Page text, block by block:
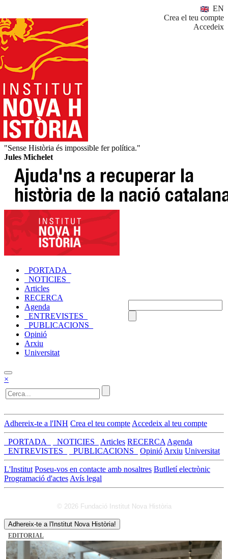
EN
Crea el teu compte
Accedeix
"Sense Història és impossible fer política."
Jules Michelet
_PORTADA_
_NOTICIES_
Articles
RECERCA
Agenda
_ENTREVISTES_
_PUBLICACIONS_
Opinió
Arxiu
Universitat
×
Adhereix-te a l'INH Crea el teu compte Accedeix al teu compte
_PORTADA_ _NOTICIES_ Articles RECERCA Agenda
_ENTREVISTES_
_PUBLICACIONS_ Opinió Arxiu Universitat
L'Institut Poseu-vos en contacte amb nosaltres Butlletí electrònic
Programació d'actes Avís legal
© 2026 Fundació Institut Nova Història
Adhereix-te a l'Institut Nova Història!
EDITORIAL